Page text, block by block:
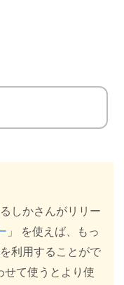
しかさんがリリー
」 を使えば、もっ
利用することがで
せて使うとより使